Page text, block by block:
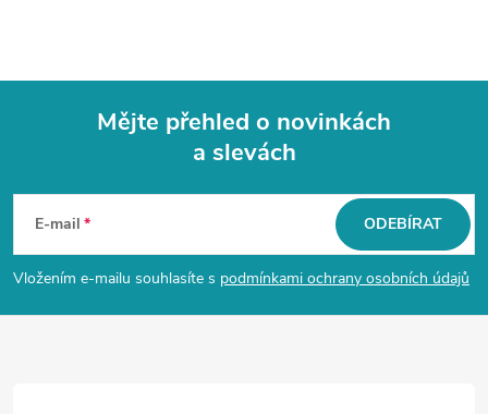
p
Mějte přehled o novinkách
a slevách
E-mail
Vložením e-mailu souhlasíte s podmínkami ochrany osobních údajů
ODEBÍRAT